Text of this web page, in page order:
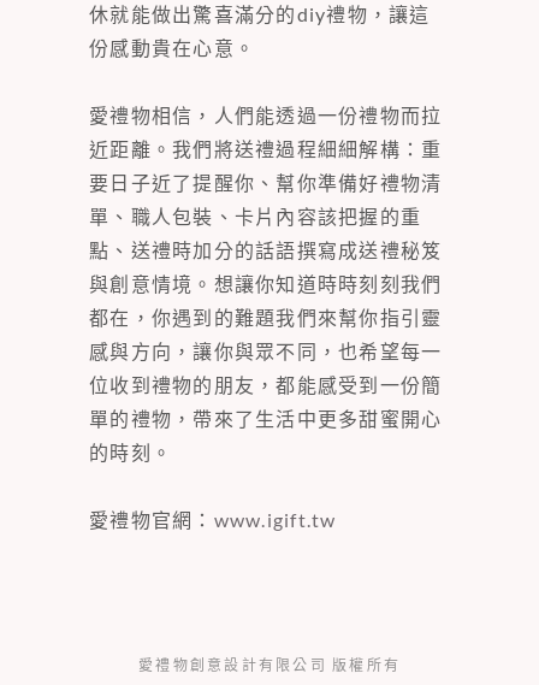
休就能做出驚喜滿分的diy禮物，讓這
份感動貴在心意。
愛禮物相信，人們能透過一份禮物而拉
近距離。我們將送禮過程細細解構：重
要日子近了提醒你、幫你準備好禮物清
單、職人包裝、卡片內容該把握的重
點、送禮時加分的話語撰寫成送禮秘笈
與創意情境。想讓你知道時時刻刻我們
都在，你遇到的難題我們來幫你指引靈
感與方向，讓你與眾不同，也希望每一
位收到禮物的朋友，都能感受到一份簡
單的禮物，帶來了生活中更多甜蜜開心
的時刻。
愛禮物官網： www.igift.tw
愛禮物創意設計有限公司 版權所有